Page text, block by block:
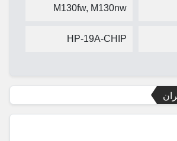
M130fw, M130nw
HP-19A-CHIP